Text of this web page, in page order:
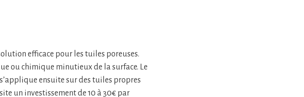
efficace pour les tuiles poreuses.
ou chimique minutieux de la surface. Le
ensuite sur des tuiles propres
un investissement de 10 à 30€ par